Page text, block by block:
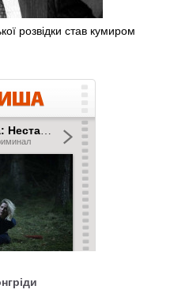
розвідки став кумиром